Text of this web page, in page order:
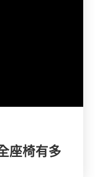
座椅有多